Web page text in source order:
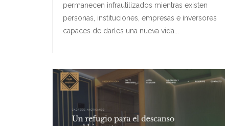
permanecen infrautilizados mientras existen
personas, instituciones, empresas e inversores
capaces de darles una nueva vida...